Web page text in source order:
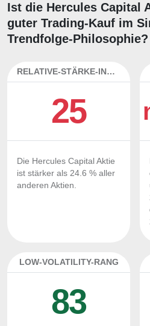
Ist die Hercules Capital
guter Trading-Kauf im
Trendfolge-Philosophie?
RELATIVE-STÄRKE-INDEX
25
Die Hercules Capital Aktie
ist stärker als 24.6 % aller
anderen Aktien.
LOW-VOLATILITY-RANG
83